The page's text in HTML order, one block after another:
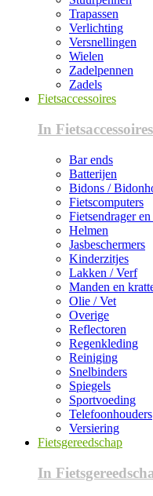
Trapassen
Verlichting
Versnellingen
Wielen
Zadelpennen
Zadels
Fietsaccessoires
In Fietsaccessoires
Bar ends
Batterijen
Bidons /
Fietscomputers
Fietsendrager en
Helmen
Jasbeschermers
Kinderzitjes
Lakken / Verf
Manden en
Olie / Vet
Overige
Reflectoren
Regenkleding
Reiniging
Snelbinders
Spiegels
Sportvoeding
Telefoonhouders
Versiering
Fietsgereedschap
In